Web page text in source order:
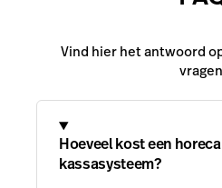
Vind hier het antwoord
Hoeveel kost een horeca
kassasysteem?